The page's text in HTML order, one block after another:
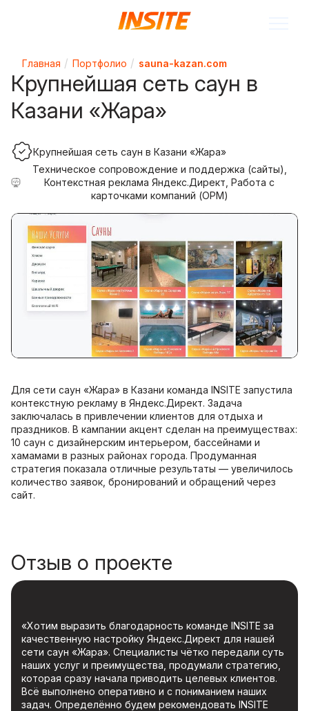
Главная Портфолио sauna-kazan.com
Крупнейшая сеть саун в
Казани «Жара»
Крупнейшая сеть саун в Казани «Жара»
Техническое сопровождение и поддержка (сайты),
Контекстная реклама Яндекс.Директ, Работа с
карточками компаний (ОРМ)
Для сети саун «Жара» в Казани команда INSITE запустила
контекстную рекламу в Яндекс.Директ. Задача
заключалась в привлечении клиентов для отдыха и
праздников. В кампании акцент сделан на преимуществах:
10 саун с дизайнерским интерьером, бассейнами и
хамамами в разных районах города. Продуманная
стратегия показала отличные результаты — увеличилось
количество заявок, бронирований и обращений через
сайт.
Отзыв о проекте
«Хотим выразить благодарность команде INSITE за
качественную настройку Яндекс.Директ для нашей
сети саун «Жара». Специалисты чётко передали суть
наших услуг и преимущества, продумали стратегию,
которая сразу начала приводить целевых клиентов.
Всё выполнено оперативно и с пониманием наших
задач. Определённо будем рекомендовать INSITE